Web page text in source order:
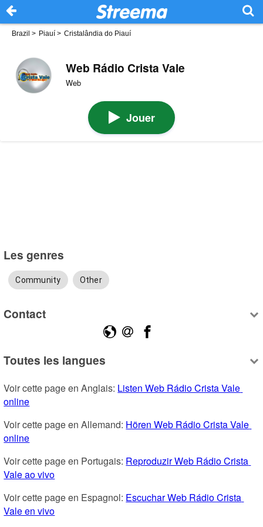
Brazil > Piauí > Cristalândia do Piauí
Web Rádio Crista Vale
Web
Jouer
Les genres
Community Other
Contact
Toutes les langues
Voir cette page en Anglais: Listen Web Rádio Crista Vale
online
Voir cette page en Allemand: Hören Web Rádio Crista Vale
online
Voir cette page en Portugais: Reproduzir Web Rádio Crista
Vale ao vivo
Voir cette page en Espagnol: Escuchar Web Rádio Crista
Vale en vivo